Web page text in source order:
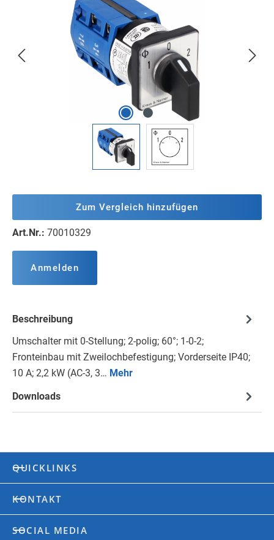
Zum Vergleich hinzufügen
Art.Nr.: 70010329
Anmelden
Beschreibung
Umschalter mit 0-Stellung; 2-polig; 60°; 1-0-2;
Fronteinbau mit Zweilochbefestigung; Vorderseite IP40;
10 A; 2,2 kW (AC-3, 3… Mehr
Downloads
QUICKLINKS
KONTAKT
SOCIAL MEDIA